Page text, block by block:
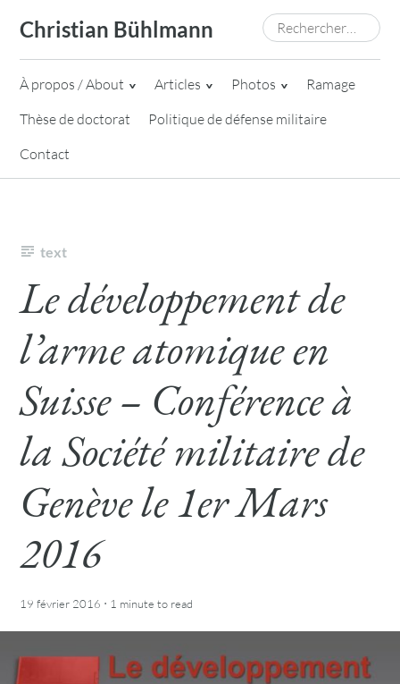
content
Christian Bühlmann Rechercher :
À propos / About Articles Photos
Ramage
Thèse de doctorat
Politique de défense militaire
Contact
text
Le développement de
l’arme atomique en
Suisse – Conférence à
la Société militaire de
Genève le 1er Mars
2016
19 février 2016 · 1 minute to read